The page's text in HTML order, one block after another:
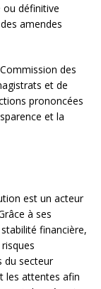
ou définitive
amendes
des
et de
prononcées
et la
est un acteur
à ses
financière,
du secteur
les attentes afin